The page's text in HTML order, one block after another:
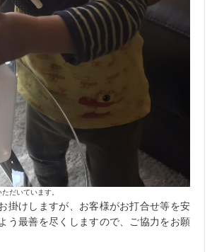
だいています。
掛けしますが、お客様がお打合せ等を安
う最善を尽くしますので、ご協力をお願